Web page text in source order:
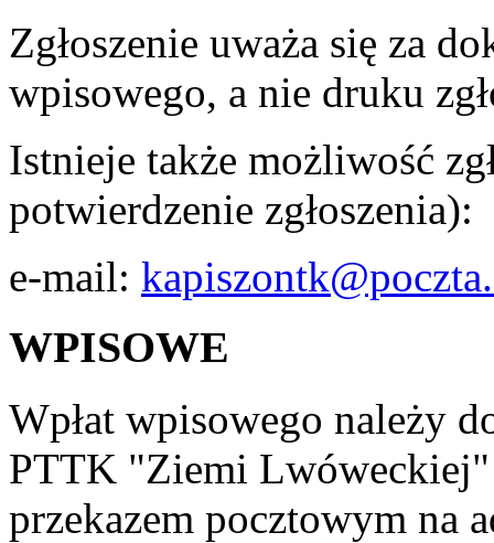
Zgłoszenie uważa się za
wpisowego, a nie druku
Istnieje także możliwość
potwierdzenie zgłoszenia):
e-mail:
WPISOWE
Wpłat wpisowego należy
PTTK "Ziemi
przekazem pocztowym na